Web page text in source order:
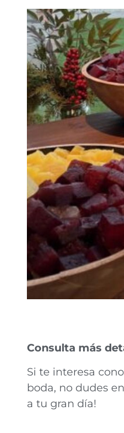
Consulta más
Si te interesa
boda, no dudes
a tu gran día!